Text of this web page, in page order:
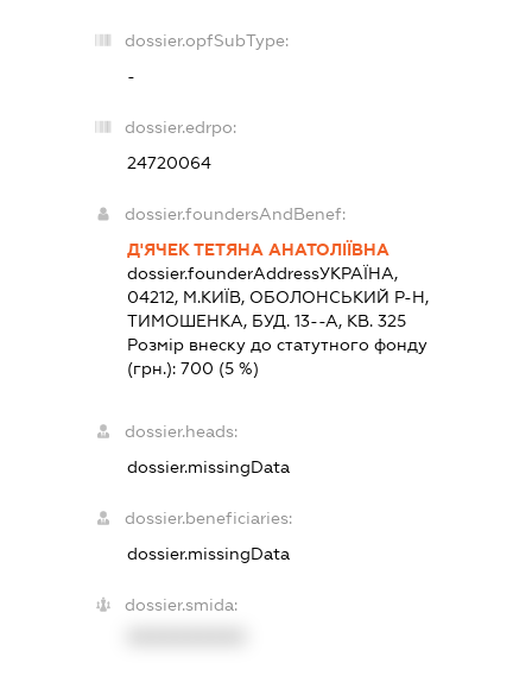
dossier.opfSubType:
-
dossier.edrpo:
24720064
dossier.foundersAndBenef:
Д'ЯЧЕК ТЕТЯНА АНАТОЛІЇВНА
dossier.founderAddressУКРАЇНА,
04212, М.КИЇВ, ОБОЛОНСЬКИЙ Р-Н,
ТИМОШЕНКА, БУД. 13--А, КВ. 325
Розмір внеску до статутного фонду
(грн.):700 (5 %)
dossier.heads:
dossier.missingData
dossier.beneficiaries:
dossier.missingData
dossier.smida: